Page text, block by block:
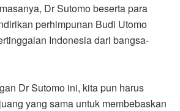
Dr Sutomo beserta para
perhimpunan Budi Utomo
Indonesia dari bangsa-
Dr Sutomo ini, kita pun harus
yang sama untuk membebaskan